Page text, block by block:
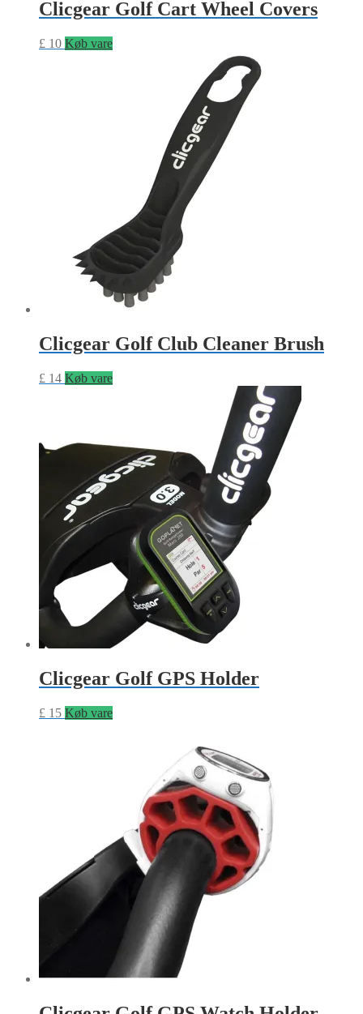
Clicgear Golf Cart Wheel Covers
£ 10 Køb vare
Clicgear Golf Club Cleaner Brush
£ 14 Køb vare
Clicgear Golf GPS Holder
£ 15 Køb vare